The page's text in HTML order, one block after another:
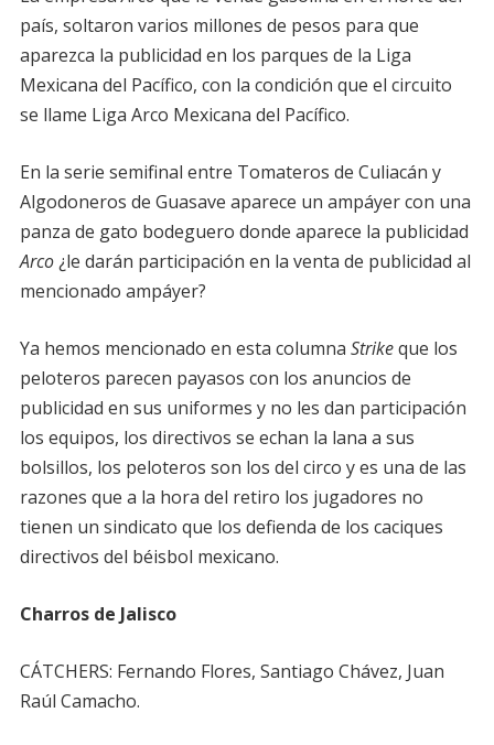
país, soltaron varios millones de pesos para que
aparezca la publicidad en los parques de la Liga
Mexicana del Pacífico, con la condición que el circuito
se llame Liga Arco Mexicana del Pacífico.
En la serie semifinal entre Tomateros de Culiacán y
Algodoneros de Guasave aparece un ampáyer con una
panza de gato bodeguero donde aparece la publicidad
Arco¿le darán participación en la venta de publicidad al
mencionado ampáyer?
Ya hemos mencionado en esta columna Strikeque los
peloteros parecen payasos con los anuncios de
publicidad en sus uniformes y no les dan participación
los equipos, los directivos se echan la lana a sus
bolsillos, los peloteros son los del circo y es una de las
razones que a la hora del retiro los jugadores no
tienen un sindicato que los defienda de los caciques
directivos del béisbol mexicano.
Charros de Jalisco
CÁTCHERS: Fernando Flores, Santiago Chávez, Juan
Raúl Camacho.